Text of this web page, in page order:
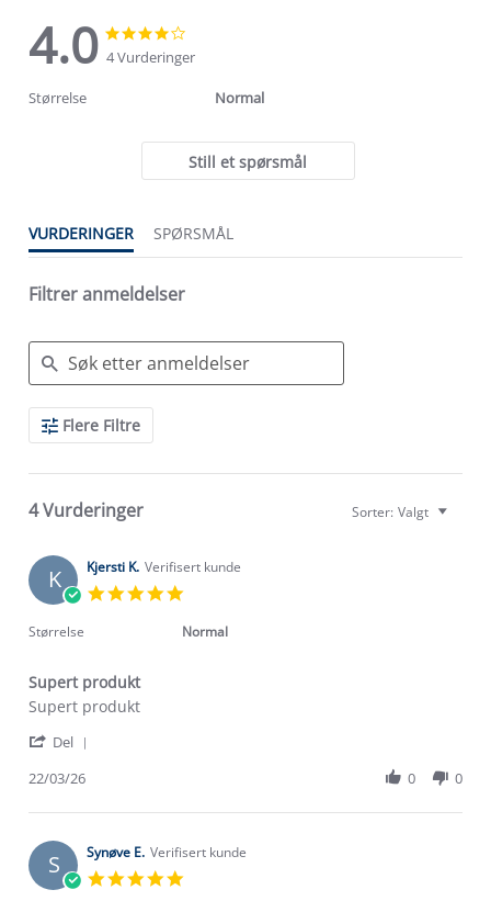
4.0
4.0
star
rating
star
4 Vurderinger
Størrelse Normal
Still et spørsmål
VURDERINGER SPØRSMÅL
Filtrer anmeldelser
Search
ReviewsFlere Filtre
4 Vurderinger Sorter: Valgt
K Kjersti K. Verifisert kunde
rating
Størrelse Normal
Supert produkt
Review
Kjersti
on
Mar
review
Supert
Supert produkt
Del
Kjersti
on
22
Mar
22/03/26 0 0
S Synøve E. Verifisert kunde